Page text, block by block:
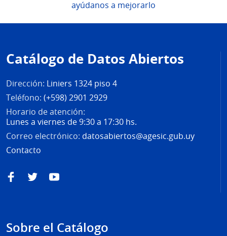
ayúdanos a mejorarlo
de
página
Catálogo de Datos Abiertos
Dirección: Liniers 1324 piso 4
Teléfono: (+598) 2901 2929
Horario de atención:
Lunes a viernes de 9:30 a 17:30 hs.
Correo electrónico: datosabiertos@agesic.gub.uy
Contacto
FacebookTwitterYouTube
Sobre el Catálogo